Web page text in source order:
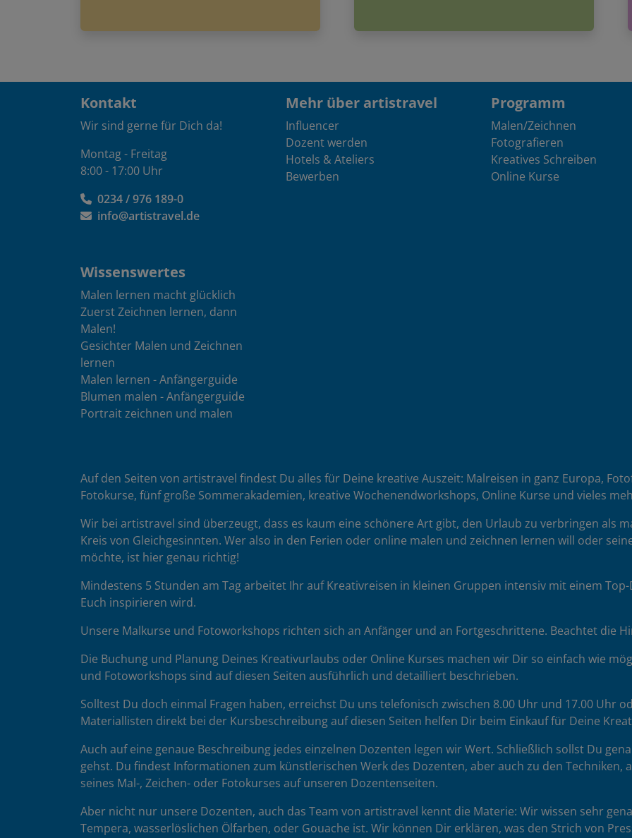
Kontakt
Wir sind gerne für Dich da!
Montag - Freitag
8:00 - 17:00 Uhr
0234 / 976 189-0
info@artistravel.de
Wissenswertes
Malen lernen macht glücklich
Zuerst Zeichnen lernen, dann
Malen!
Gesichter Malen und Zeichnen
lernen
Malen lernen - Anfängerguide
Blumen malen - Anfängerguide
Portrait zeichnen und malen
Mehr über artistravel
Influencer
Dozent werden
Hotels & Ateliers
Bewerben
Programm
Malen/Zeichnen
Fotografieren
Kreatives Schreiben
Online Kurse
Auf den Seiten von artistravel findest Du alles für Deine kreative Auszeit: Malreisen in ganz Europa,
Fotokurse, fünf große Sommerakademien, kreative Wochenendworkshops, Online Kurse und vieles
Wir bei artistravel sind überzeugt, dass es kaum eine schönere Art gibt, den Urlaub zu verbringen als
Kreis von Gleichgesinnten. Wer also in den Ferien oder online malen und zeichnen lernen will oder
möchte, ist hier genau richtig!
Mindestens 5 Stunden am Tag arbeitet Ihr auf Kreativreisen in kleinen Gruppen intensiv mit einem
Euch inspirieren wird.
Unsere Malkurse und Fotoworkshops richten sich an Anfänger und an Fortgeschrittene. Beachtet die
Die Buchung und Planung Deines Kreativurlaubs oder Online Kurses machen wir Dir so einfach wie
und Fotoworkshops sind auf diesen Seiten ausführlich und detailliert beschrieben.
Solltest Du doch einmal Fragen haben, erreichst Du uns telefonisch zwischen 8.00 Uhr und 17.00 Uhr
Materiallisten direkt bei der Kursbeschreibung auf diesen Seiten helfen Dir beim Einkauf für Deine
Auch auf eine genaue Beschreibung jedes einzelnen Dozenten legen wir Wert. Schließlich sollst Du
gehst. Du findest Informationen zum künstlerischen Werk des Dozenten, aber auch zu den Techniken,
seines Mal-, Zeichen- oder Fotokurses auf unseren Dozentenseiten.
Aber nicht nur unsere Dozenten, auch das Team von artistravel kennt die Materie: Wir wissen sehr
Tempera, wasserlöslichen Ölfarben, oder Gouache ist. Wir können Dir erklären, was den Strich von